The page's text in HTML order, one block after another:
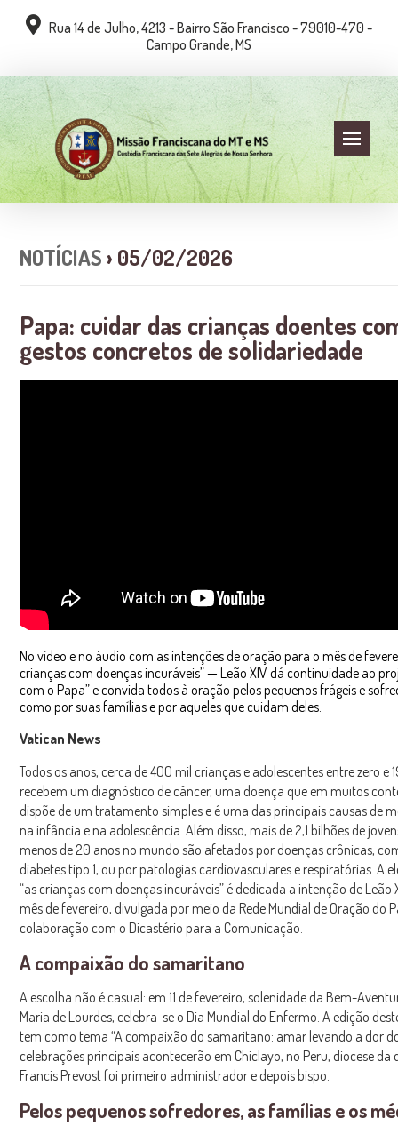
Rua 14 de Julho, 4213 - Bairro São Francisco - 79010-470 -
Campo Grande, MS
NOTÍCIAS › 05/02/2026
Papa: cuidar das crianças doentes
gestos concretos de solidariedade
No vídeo e no áudio com as intenções de oração para o mês de
crianças com doenças incuráveis” — Leão XIV dá continuidade ao
com o Papa” e convida todos à oração pelos pequenos frágeis e
como por suas famílias e por aqueles que cuidam deles.
Vatican News
Todos os anos, cerca de 400 mil crianças e adolescentes entre zero e
recebem um diagnóstico de câncer, uma doença que em muitos
dispõe de um tratamento simples e é uma das principais causas de
na infância e na adolescência. Além disso, mais de 2,1 bilhões de
menos de 20 anos no mundo são afetados por doenças crônicas,
diabetes tipo 1, ou por patologias cardiovasculares e respiratórias. A
“as crianças com doenças incuráveis” é dedicada a intenção de Leão
mês de fevereiro, divulgada por meio da Rede Mundial de Oração do
colaboração com o Dicastério para a Comunicação.
A compaixão do samaritano
A escolha não é casual: em 11 de fevereiro, solenidade da Bem-
Maria de Lourdes, celebra-se o Dia Mundial do Enfermo. A edição
tem como tema “A compaixão do samaritano: amar levando a dor
celebrações principais acontecerão em Chiclayo, no Peru, diocese da
Francis Prevost foi primeiro administrador e depois bispo.
Pelos pequenos sofredores, as famílias e os